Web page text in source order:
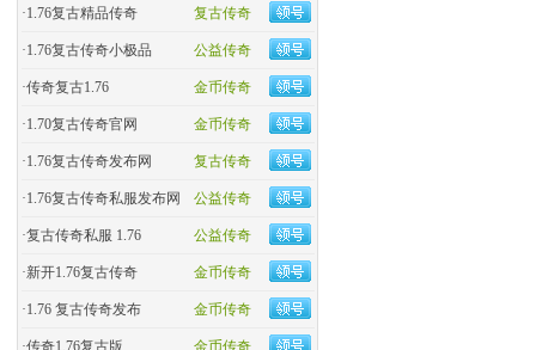
复古传奇
·1.76复古精品传奇
公益传奇
·1.76复古传奇小极品
金币传奇
·传奇复古1.76
金币传奇
·1.70复古传奇官网
复古传奇
·1.76复古传奇发布网
公益传奇
·1.76复古传奇私服发布网
公益传奇
·复古传奇私服 1.76
金币传奇
·新开1.76复古传奇
金币传奇
·1.76 复古传奇发布
金币传奇
·传奇1.76复古版